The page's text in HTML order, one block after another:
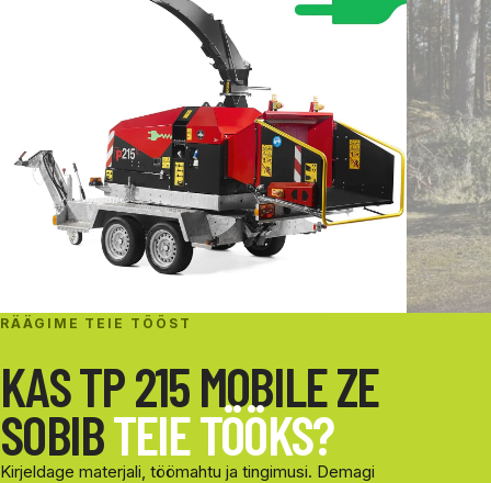
RÄÄGIME TEIE TÖÖST
KAS TP 215 MOBILE ZE
SOBIBTEIE TÖÖKS?
Kirjeldage materjali, töömahtu ja tingimusi. Demagi